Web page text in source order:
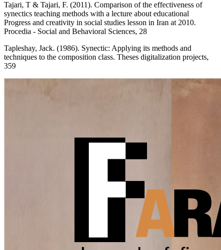
Tajari, T & Tajari, F. (2011). Comparison of the effectiveness of
synectics teaching methods with a lecture about educational
Progress and creativity in social studies lesson in Iran at 2010.
Procedia - Social and Behavioral Sciences, 28
Tapleshay, Jack. (1986). Synectic: Applying its methods and
techniques to the composition class. Theses digitalization projects,
359